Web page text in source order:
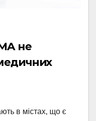
не
в містах, що є